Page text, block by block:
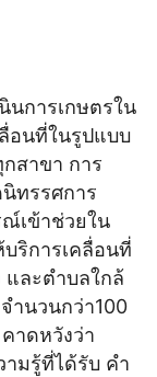
นการเกษตรใน
อนที่ในรูปแบบ
สาขา การ
ทรรศการ
ณ์เข้าช่วยใน
ริการเคลื่อนที่
ละตำบลใกล้
ำนวนกว่า100
าดหวังว่า
มรู้ที่ได้รับ คำ